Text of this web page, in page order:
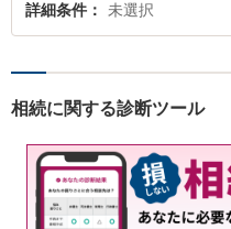
詳細条件 未選択
相続に関する診断ツール